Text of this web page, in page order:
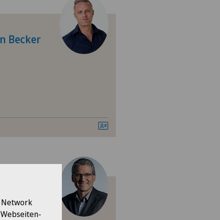
Médical Clinique Générale
Médical Eaux-Vives
Ars Medica
Becker
Network